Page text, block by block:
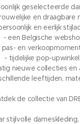
geselecteerde
en draagbare
en eerlijk
- een Belgische
en
- tijdelijke pop-
nieuwe collecties en
leeftijden,
de collectie van
stijlvolle